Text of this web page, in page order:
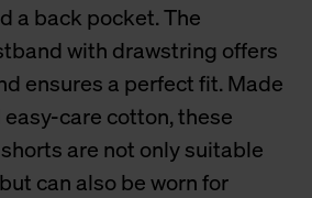
a back pocket. The
with drawstring offers
ensures a perfect fit. Made
care cotton, these
are not only suitable
can also be worn for